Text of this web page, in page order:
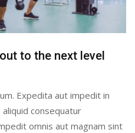
to the next level
Expedita aut impedit in
consequatur
omnis aut magnam sint